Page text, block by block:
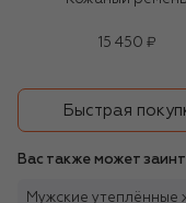
15 450 ₽
Быстрая
Вас также может
Мужские утеплённые